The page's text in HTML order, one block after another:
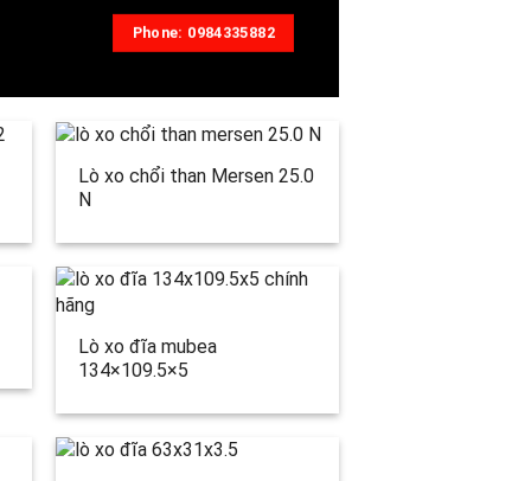
Phone: 0984335882
Lò xo chổi than Mersen 25.0
N
Lò xo đĩa mubea
134×109.5×5